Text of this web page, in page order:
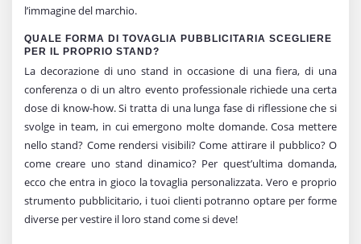
l’immagine del marchio.
QUALE FORMA DI TOVAGLIA PUBBLICITARIA SCEGLIERE
PER IL PROPRIO STAND?
La decorazione di uno stand in occasione di una fiera, di una
conferenza o di un altro evento professionale richiede una certa
dose di know-how. Si tratta di una lunga fase di riflessione che si
svolge in team, in cui emergono molte domande. Cosa mettere
nello stand? Come rendersi visibili? Come attirare il pubblico? O
come creare uno stand dinamico? Per quest’ultima domanda,
ecco che entra in gioco la tovaglia personalizzata. Vero e proprio
strumento pubblicitario, i tuoi clienti potranno optare per forme
diverse per vestire il loro stand come si deve!